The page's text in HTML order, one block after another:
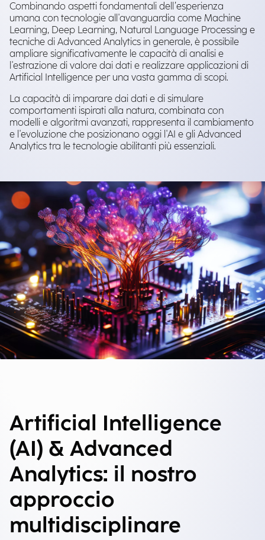
Combinando aspetti fondamentali dell’esperienza
umana con tecnologie all'avanguardia come Machine
Learning, Deep Learning, Natural Language Processing e
tecniche di Advanced Analytics in generale, è possibile
ampliare significativamente le capacità di analisi e
l'estrazione di valore dai dati e realizzare applicazioni di
Artificial Intelligence per una vasta gamma di scopi.
La capacità di imparare dai dati e di simulare
comportamenti ispirati alla natura, combinata con
modelli e algoritmi avanzati, rappresenta il cambiamento
e l'evoluzione che posizionano oggi l'AI e gli Advanced
Analytics tra le tecnologie abilitanti più essenziali.
Artificial Intelligence
(AI) & Advanced
Analytics: il nostro
approccio
multidisciplinare